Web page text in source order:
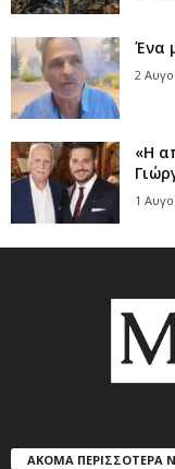
Ένα
2
«Η
1
ΑΚΟΜΑ ΠΕΡΙΣΣΟΤΕΡΑ